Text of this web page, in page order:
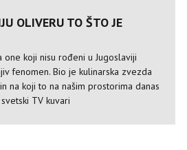
OLIVERU TO ŠTO JE
one koji nisu rođeni u Jugoslaviji
fenomen. Bio je kulinarska zvezda
na koji to na našim prostorima danas
TV kuvari